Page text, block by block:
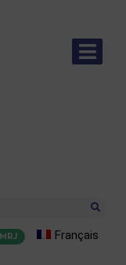
MRJ Français